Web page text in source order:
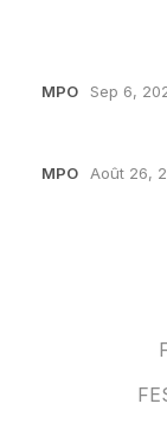
MPO Sep 6,
MPO Août 26,